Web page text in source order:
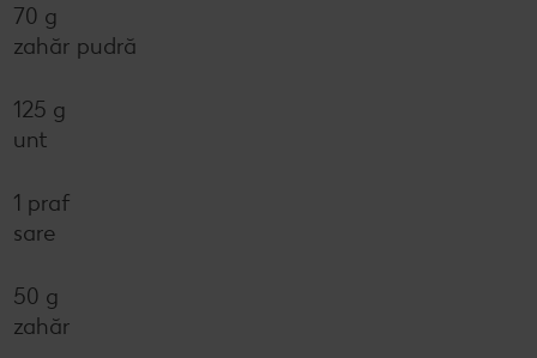
70 g
zahăr pudră
125 g
unt
1 praf
sare
50 g
zahăr